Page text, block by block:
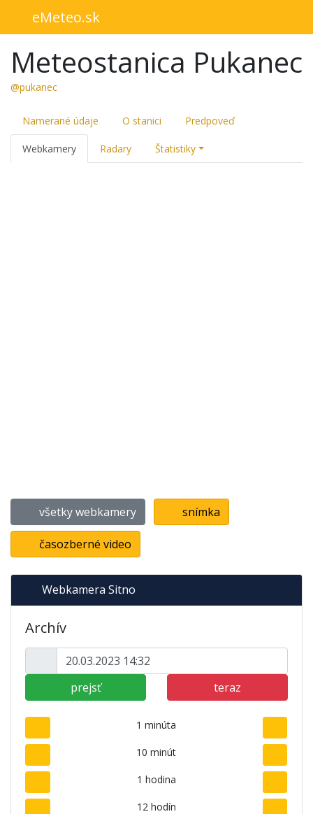
eMeteo.sk
Meteostanica Pukanec
@pukanec
Namerané údaje O stanici Predpoveď
Webkamery Radary Štatistiky
všetky webkamery snímka
časozberné video
Webkamera Sitno
Archív
prejsť teraz
1 minúta
10 minút
1 hodina
12 hodín